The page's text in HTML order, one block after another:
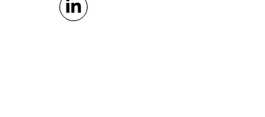
LinkedIn